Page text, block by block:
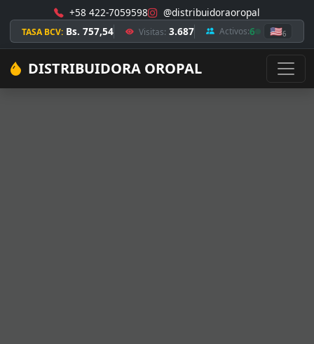
+58 422-7059598 @distribuidoraoropal
TASA BCV: Bs. 757,54 Visitas: 3.687 Activos:6 🇺🇸6
DISTRIBUIDORA OROPAL